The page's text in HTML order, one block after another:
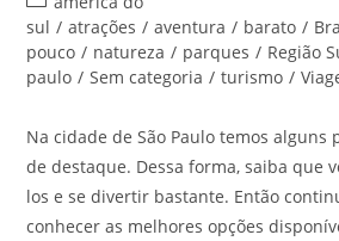
post:
do
post:
sul / atrações / aventura / barato /
pouco / natureza / parques / Região
paulo / Sem categoria / turismo /
Na cidade de São Paulo temos alguns
de destaque. Dessa forma, saiba que
los e se divertir bastante. Então
conhecer as melhores opções